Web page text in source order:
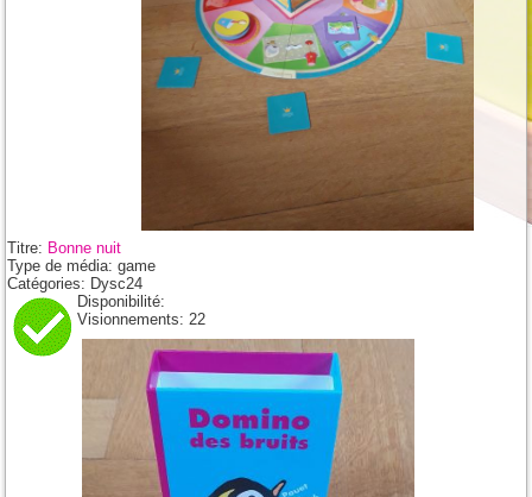
Titre: Bonne nuit
Type de média:game
Catégories: Dysc24
Disponibilité:
Visionnements: 22